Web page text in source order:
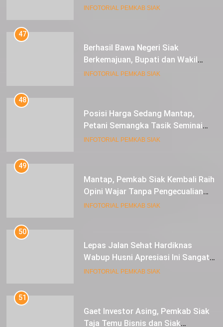
Kepada Pelajar SMK 1 Koto Gasib
INFOTORIAL PEMKAB SIAK
47
Berhasil Bawa Negeri Siak
Berkemajuan, Bupati dan Wakil
Bupati Siak Terima Gelar Adat
INFOTORIAL PEMKAB SIAK
48
Posisi Harga Sedang Mantap,
Petani Semangka Tasik Seminai
Raup Untung
INFOTORIAL PEMKAB SIAK
49
Mantap, Pemkab Siak Kembali Raih
Opini Wajar Tanpa Pengecualian
ke-13 Dari BPK RI.
INFOTORIAL PEMKAB SIAK
50
Lepas Jalan Sehat Hardiknas
Wabup Husni Apresiasi Ini Sangat
Luar Biasa
INFOTORIAL PEMKAB SIAK
51
Gaet Investor Asing, Pemkab Siak
Taja Temu Bisnis dan Siak